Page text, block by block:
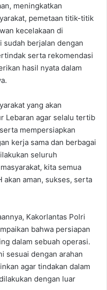
meningkatkan
pemetaan titik-titik
kecelakaan di
sudah berjalan dengan
serta rekomendasi
hasil nyata dalam
yang akan
Lebaran agar selalu tertib
mempersiapkan
kerja sama dan berbagai
seluruh
kita semua
aman, sukses, serta
Kakorlantas Polri
bahwa persiapan
dalam sebuah operasi.
sesuai dengan arahan
agar tindakan dalam
dengan luar